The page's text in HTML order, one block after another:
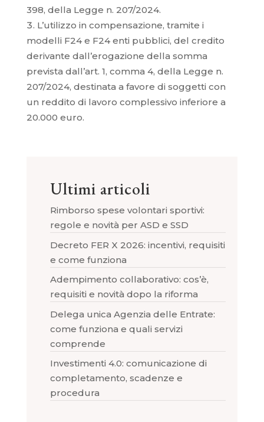
398, della Legge n. 207/2024.
L’utilizzo in compensazione, tramite i
modelli F24 e F24 enti pubblici, del credito
derivante dall’erogazione della somma
prevista dall’art. 1, comma 4, della Legge n.
207/2024, destinata a favore di soggetti con
un reddito di lavoro complessivo inferiore a
20.000 euro.
Ultimi articoli
Rimborso spese volontari sportivi:
regole e novità per ASD e SSD
Decreto FER X 2026: incentivi, requisiti
e come funziona
Adempimento collaborativo: cos’è,
requisiti e novità dopo la riforma
Delega unica Agenzia delle Entrate:
come funziona e quali servizi
comprende
Investimenti 4.0: comunicazione di
completamento, scadenze e
procedura